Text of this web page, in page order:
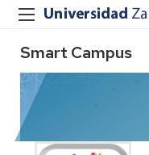
Smart Campus